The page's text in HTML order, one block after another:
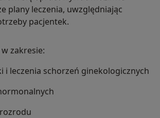
plany leczenia, uwzględniając
pacjentek.
zakresie:
i leczenia schorzeń ginekologicznych